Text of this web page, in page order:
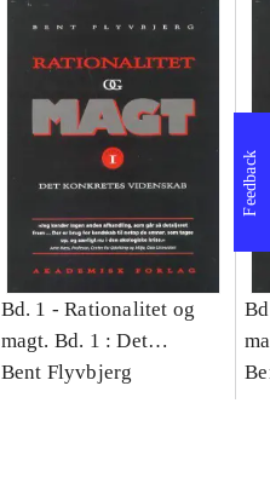
Bd. 1 -Rationalitet og
magt. Bd. 1 : Det
konkretes videnskab
Bent Flyvbjerg
Feedback